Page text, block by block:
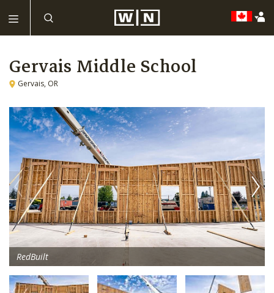
Gervais Middle School
Gervais, OR
RedBuilt